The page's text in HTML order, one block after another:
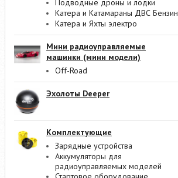
Подводные дроны и лодки
Катера и Катамараны ДВС Бензин
Катера и Яхты электро
Мини радиоуправляемые
машинки (мини модели)
Off-Road
Эхолоты Deeper
Комплектующие
Зарядные устройства
Аккумуляторы для
радиоуправляемых моделей